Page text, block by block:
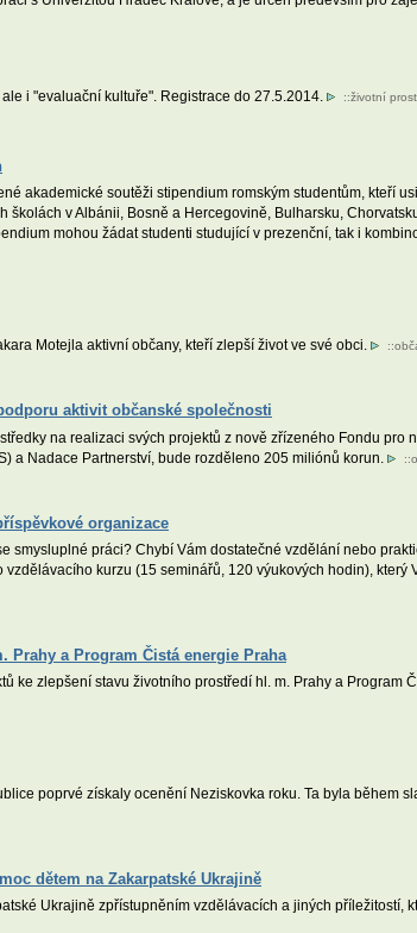
i "evaluační kultuře". Registrace do 27.5.2014. ::životní
akademické soutěži stipendium romským studentům, kteří
v Albánii, Bosně a Hercegovině, Bulharsku,
mohou žádat studenti studující v prezenční, tak i
Motejla aktivní občany, kteří zlepší život ve své obci. ::
aktivit občanské společnosti
na realizaci svých projektů z nově zřízeného Fondu pro
a Nadace Partnerství, bude rozděleno 205 miliónů korun.
::
organizace
smysluplné práci? Chybí Vám dostatečné vzdělání nebo
kurzu (15 seminářů, 120 výukových hodin), který
a Program Čistá energie Praha
ke zlepšení stavu životního prostředí hl. m. Prahy a Program
poprvé získaly ocenění Neziskovka roku. Ta byla během
dětem na Zakarpatské Ukrajině
Ukrajině zpřístupněním vzdělávacích a jiných příležitostí,